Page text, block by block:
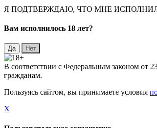
Я ПОДТВЕРЖДАЮ, ЧТО МНЕ
Вaм исполнилось 18 лет?
В соответствии с Федеральным законом от
гражданам.
Пользуясь сайтом, вы принимаете условия
X